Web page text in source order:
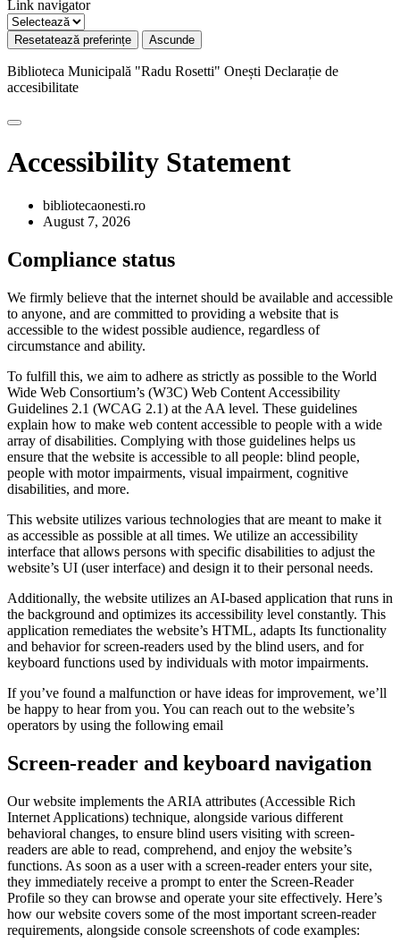
Link navigator
Resetatează preferințe Ascunde
Biblioteca Municipală "Radu Rosetti" Onești Declarație de
accesibilitate
Accessibility Statement
bibliotecaonesti.ro
August 7, 2026
Compliance status
We firmly believe that the internet should be available and accessible
to anyone, and are committed to providing a website that is
accessible to the widest possible audience, regardless of
circumstance and ability.
To fulfill this, we aim to adhere as strictly as possible to the World
Wide Web Consortium’s (W3C) Web Content Accessibility
Guidelines 2.1 (WCAG 2.1) at the AA level. These guidelines
explain how to make web content accessible to people with a wide
array of disabilities. Complying with those guidelines helps us
ensure that the website is accessible to all people: blind people,
people with motor impairments, visual impairment, cognitive
disabilities, and more.
This website utilizes various technologies that are meant to make it
as accessible as possible at all times. We utilize an accessibility
interface that allows persons with specific disabilities to adjust the
website’s UI (user interface) and design it to their personal needs.
Additionally, the website utilizes an AI-based application that runs in
the background and optimizes its accessibility level constantly. This
application remediates the website’s HTML, adapts Its functionality
and behavior for screen-readers used by the blind users, and for
keyboard functions used by individuals with motor impairments.
If you’ve found a malfunction or have ideas for improvement, we’ll
be happy to hear from you. You can reach out to the website’s
operators by using the following email
Screen-reader and keyboard navigation
Our website implements the ARIA attributes (Accessible Rich
Internet Applications) technique, alongside various different
behavioral changes, to ensure blind users visiting with screen-
readers are able to read, comprehend, and enjoy the website’s
functions. As soon as a user with a screen-reader enters your site,
they immediately receive a prompt to enter the Screen-Reader
Profile so they can browse and operate your site effectively. Here’s
how our website covers some of the most important screen-reader
requirements, alongside console screenshots of code examples: